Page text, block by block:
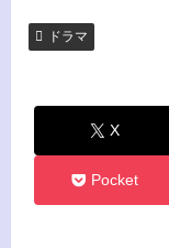
ドラマ
X
Pocket